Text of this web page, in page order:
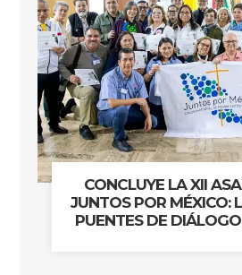
CONCLUYE LA XII
JUNTOS POR MÉXICO:
PUENTES DE